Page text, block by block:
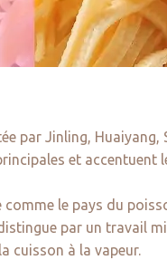
par Jinling,
et accentuent
le pays du
par un travail
cuisson à la vapeur.